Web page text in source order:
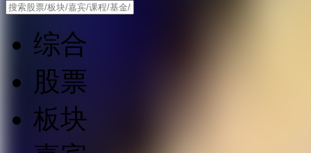
综合
股票
板块